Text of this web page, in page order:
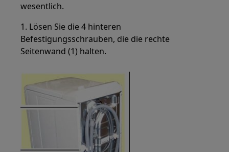
wesentlich.
1. Lösen Sie die 4 hinteren
Befestigungsschrauben, die die rechte
Seitenwand (1) halten.